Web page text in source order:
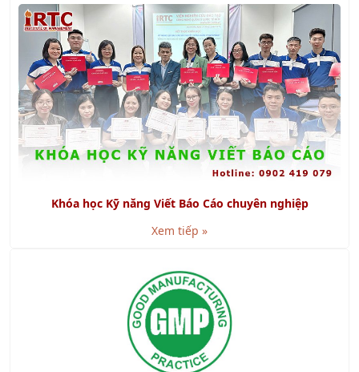
Xem tiếp »